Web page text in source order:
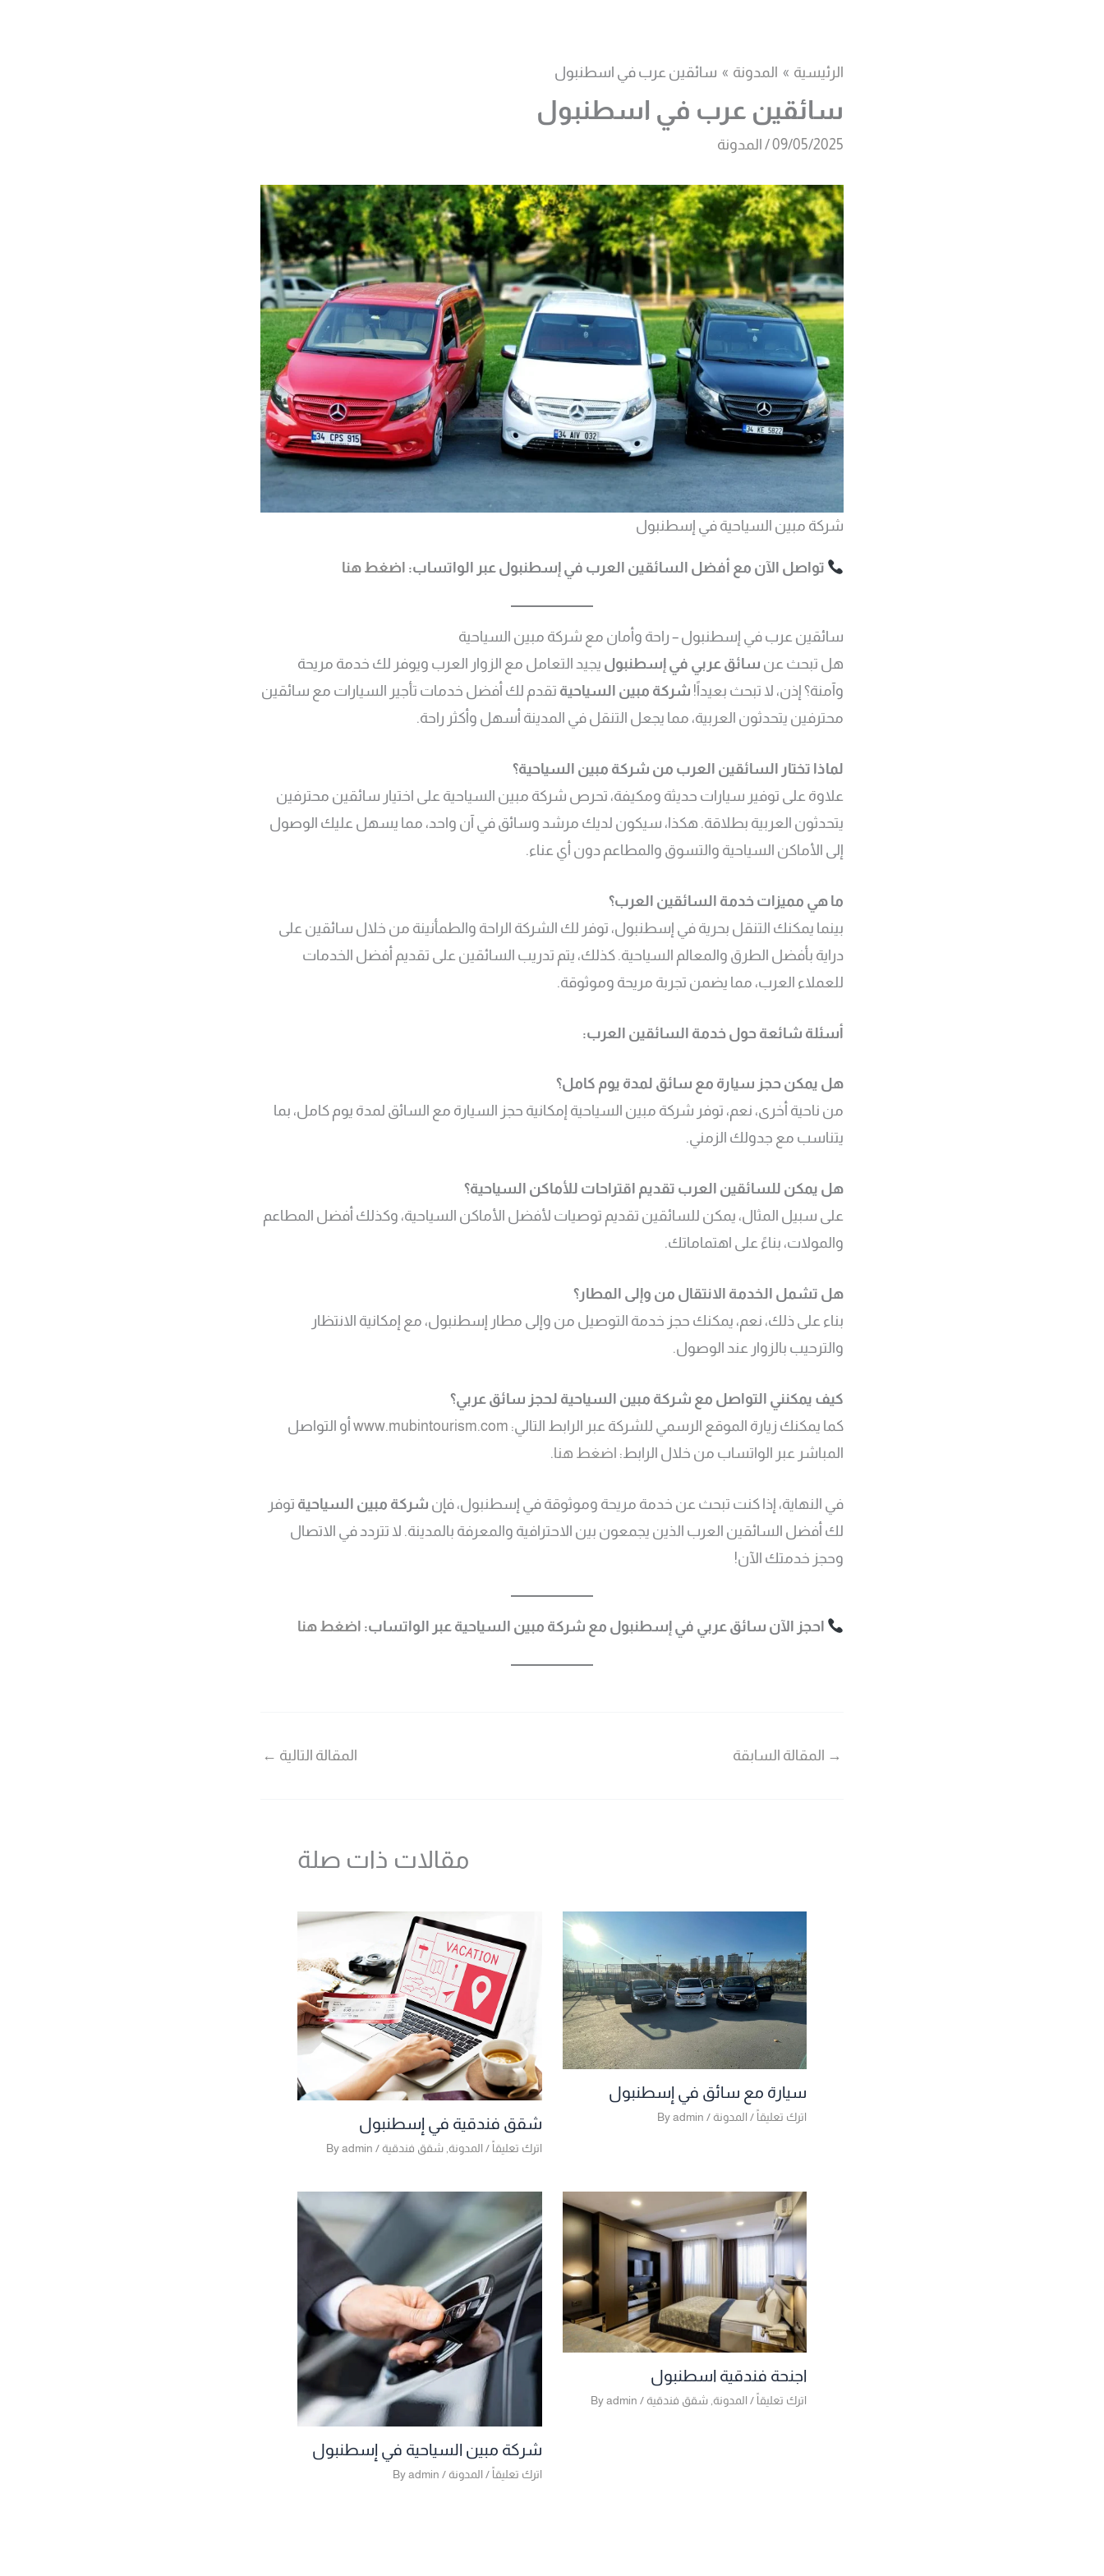
الرئيسية المدونة سائقين عرب في اسطنبول
سائقين عرب في اسطنبول
09/05/2025
/ المدونة
شركة مبين السياحية في إسطنبول
تواصل الآن مع أفضل السائقين العرب في إسطنبول عبر الواتساب: اضغط هنا
سائقين عرب في إسطنبول – راحة وأمان مع شركة مبين السياحية
هل تبحث عن سائق عربي في إسطنبول يجيد التعامل مع الزوار العرب ويوفر لك خدمة مريحة
وآمنة؟ إذن، لا تبحث بعيداً! شركة مبين السياحية تقدم لك أفضل خدمات تأجير السيارات مع سائقين
محترفين يتحدثون العربية، مما يجعل التنقل في المدينة أسهل وأكثر راحة.
لماذا تختار السائقين العرب من شركة مبين السياحية؟
علاوة على توفير سيارات حديثة ومكيفة، تحرص شركة مبين السياحية على اختيار سائقين محترفين
يتحدثون العربية بطلاقة. هكذا، سيكون لديك مرشد وسائق في آن واحد، مما يسهل عليك الوصول
إلى الأماكن السياحية والتسوق والمطاعم دون أي عناء.
ما هي مميزات خدمة السائقين العرب؟
بينما يمكنك التنقل بحرية في إسطنبول، توفر لك الشركة الراحة والطمأنينة من خلال سائقين على
دراية بأفضل الطرق والمعالم السياحية. كذلك، يتم تدريب السائقين على تقديم أفضل الخدمات
للعملاء العرب، مما يضمن تجربة مريحة وموثوقة.
أسئلة شائعة حول خدمة السائقين العرب:
هل يمكن حجز سيارة مع سائق لمدة يوم كامل؟
من ناحية أخرى، نعم، توفر شركة مبين السياحية إمكانية حجز السيارة مع السائق لمدة يوم كامل، بما
يتناسب مع جدولك الزمني.
هل يمكن للسائقين العرب تقديم اقتراحات للأماكن السياحية؟
على سبيل المثال، يمكن للسائقين تقديم توصيات لأفضل الأماكن السياحية، وكذلك أفضل المطاعم
والمولات، بناءً على اهتماماتك.
هل تشمل الخدمة الانتقال من وإلى المطار؟
بناء على ذلك، نعم، يمكنك حجز خدمة التوصيل من وإلى مطار إسطنبول، مع إمكانية الانتظار
والترحيب بالزوار عند الوصول.
كيف يمكنني التواصل مع شركة مبين السياحية لحجز سائق عربي؟
كما يمكنك زيارة الموقع الرسمي للشركة عبر الرابط التالي: www.mubintourism.com أو التواصل
المباشر عبر الواتساب من خلال الرابط: اضغط هنا.
في النهاية، إذا كنت تبحث عن خدمة مريحة وموثوقة في إسطنبول، فإن شركة مبين السياحية توفر
لك أفضل السائقين العرب الذين يجمعون بين الاحترافية والمعرفة بالمدينة. لا تتردد في الاتصال
وحجز خدمتك الآن!
احجز الآن سائق عربي في إسطنبول مع شركة مبين السياحية عبر الواتساب: اضغط هنا
→ المقالة السابقة المقالة التالية ←
مقالات ذات صلة
سيارة مع سائق في إسطنبول
اترك تعليقاً / المدونة/ By
admin شقق فندقية في إسطنبول
اترك تعليقاً / المدونة,شقق فندقية/ By
admin
اجنحة فندقية اسطنبول
اترك تعليقاً / المدونة شقق فندقية/ By
admin
شركة مبين السياحية في إسطنبول
اترك تعليقاً / المدونة/ By
admin